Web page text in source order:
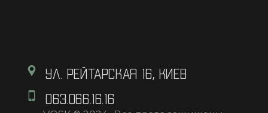
УЛ. РЕЙТАРСКАЯ 16, КИЕВ
063.066.16.16